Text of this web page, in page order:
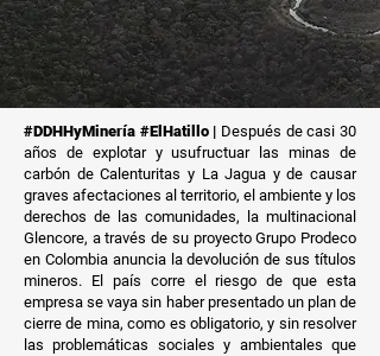
#DDHHyMinería #ElHatillo | Después de casi 30
años de explotar y usufructuar las minas de
carbón de Calenturitas y La Jagua y de causar
graves afectaciones al territorio, el ambiente y los
derechos de las comunidades, la multinacional
Glencore, a través de su proyecto Grupo Prodeco
en Colombia anuncia la devolución de sus títulos
mineros. El país corre el riesgo de que esta
empresa se vaya sin haber presentado un plan de
cierre de mina, como es obligatorio, y sin resolver
las problemáticas sociales y ambientales que